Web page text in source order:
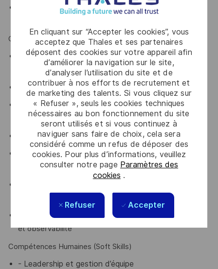
En cliquant sur “Accepter les cookies”, vous
acceptez que Thales et ses partenaires
déposent des cookies sur votre appareil afin
d’améliorer la navigation sur le site,
d’analyser l’utilisation du site et de
contribuer à nos efforts de recrutement et
de marketing des talents. Si vous cliquez sur
« Refuser », seuls les cookies techniques
nécessaires au bon fonctionnement du site
seront utilisés et si vous continuez à
naviguer sans faire de choix, cela sera
considéré comme un refus de déposer des
cookies. Pour plus d’informations, veuillez
consulter notre page Paramètres des
cookies .
Refuser Accepter
- Une expérience dans des environnements logiciels
Compétences Techniques
- Fondamentaux de la gestion de produit (feuille de
route, gestion du backlog, priorisation)
- Expertise en infrastructure de fabrication industrielle
- Bonne compréhension de l’architecture système, des
réseaux et des principes de sécurité
- Solide expérience en sécurité et infrastructure IT
- Expérience des méthodologies et pratiques de
développement Agile
- Connaissance des outils de monitoring, journalisation
et observabilité
Compétences Humaines (Soft Skills)
- Leadership et gestion d’équipe